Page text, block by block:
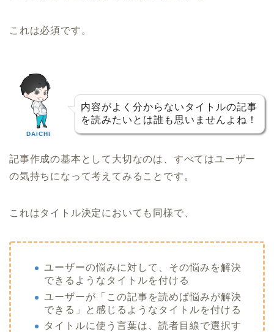
これは必須です。
DAICHI
内容がよく分からないタイトルの記事
を読みたいとは誰も思いませんよね！
記事作成の基本として大切なのは、すべてはユーザー
の気持ちになって考えてみることです。
これはタイトル決定においても同様で、
ユーザーの悩みに対して、その悩みを解決
できるようなタイトルを付ける
ユーザーが「この記事を読めば悩みが解決
できる」と感じるようなタイトルを付ける
タイトルに使う言葉は、読者目線で選択す